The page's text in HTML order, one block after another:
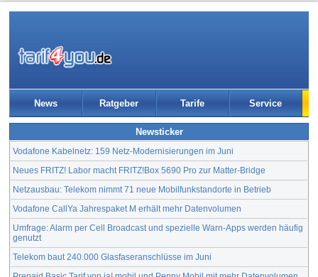
News Ratgeber Tarife Service
Newsticker
Vodafone Kabelnetz: 159 Netz-Modernisierungen im Juni
Neues FRITZ! Labor macht FRITZ!Box 5690 Pro zur Matter-Bridge
Netzausbau: Telekom nimmt 71 neue Mobilfunkstandorte in Betrieb
Vodafone CallYa Jahrespaket M erhält mehr Datenvolumen
Umfrage: Alarm per Cell Broadcast und spezielle Warn-Apps werden häufig
genutzt
Telekom baut 240.000 Glasfaseranschlüsse im Juni